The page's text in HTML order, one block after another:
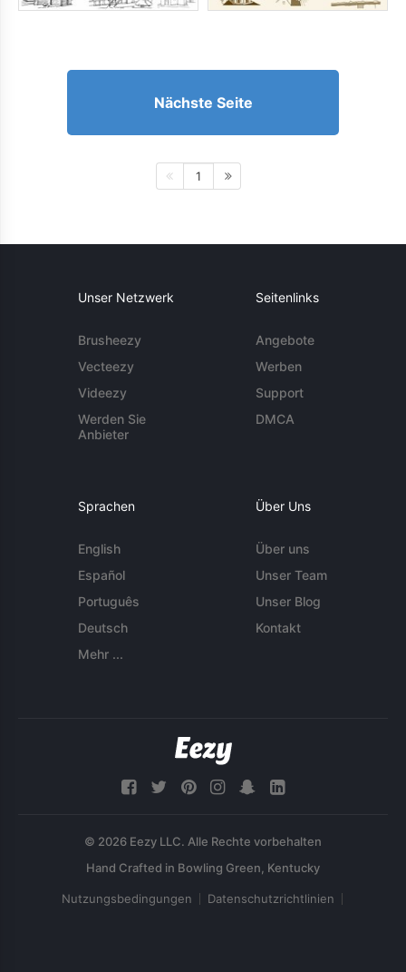
Nächste Seite
1
Unser Netzwerk
Brusheezy
Vecteezy
Videezy
Werden Sie
Anbieter
Seitenlinks
Angebote
Werben
Support
DMCA
Sprachen
English
Español
Português
Deutsch
Mehr ...
Über Uns
Über uns
Unser Team
Unser Blog
Kontakt
© 2026 Eezy LLC. Alle Rechte vorbehalten
Nutzungsbedingungen Datenschutzrichtlinien